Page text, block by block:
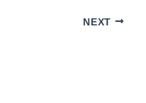
NEXT